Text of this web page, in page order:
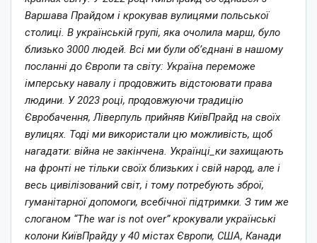
Варшава Прайдом і крокував вулицями польської
столиці. В українській групі, яка очолила марш, було
близько 3000 людей. Всі ми були об’єднані в нашому
посланні до Європи та світу: Україна переможе
імперську навалу і продовжить відстоювати права
людини. У 2023 році, продовжуючи традицію
Євробачення, Ліверпуль прийняв КиївПрайд на своїх
вулицях. Тоді ми використали цю можливість, щоб
нагадати: війна не закінчена. Українці_ки захищають
на фронті не тільки своїх близьких і свій народ, але і
весь цивілізований світ, і тому потребують зброї,
гуманітарної допомоги, всебічної підтримки. З тим же
слоганом “The war is not over” крокували українські
колони КиївПрайду у 40 містах Європи, США, Канади